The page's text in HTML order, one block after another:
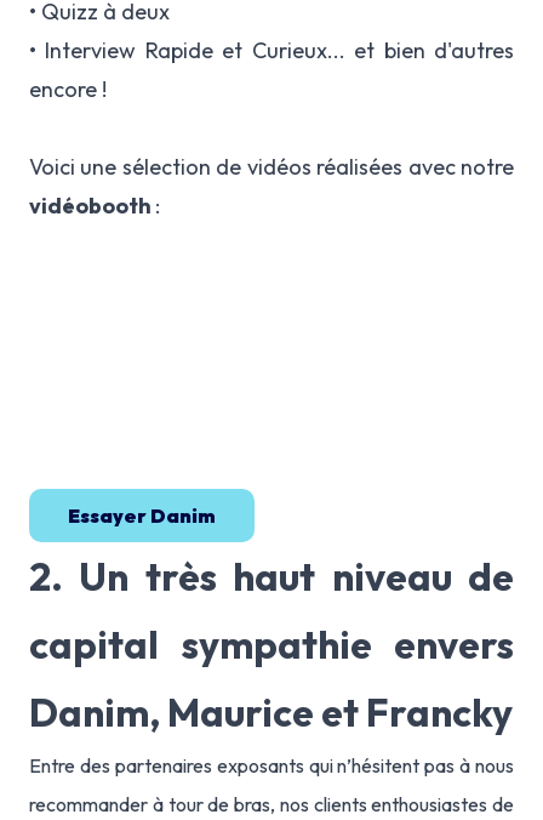
• Quizz à deux
• Interview Rapide et Curieux... et bien d'autres
encore !
Voici une sélection de vidéos réalisées avec notre
vidéobooth :
Essayer Danim
2. Un très haut niveau de
capital sympathie envers
Danim, Maurice et Francky
Entre des partenaires exposants qui n’hésitent pas à nous
recommander à tour de bras, nos clients enthousiastes de